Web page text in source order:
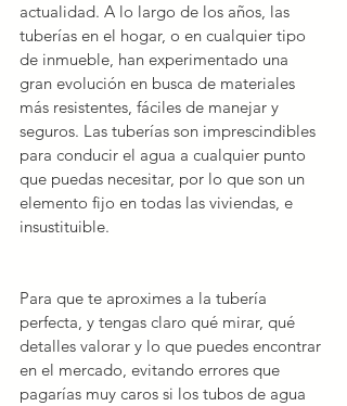
actualidad. A lo largo de los años, las
tuberías en el hogar, o en cualquier tipo
de inmueble, han experimentado una
gran evolución en busca de materiales
más resistentes, fáciles de manejar y
seguros. Las tuberías son imprescindibles
para conducir el agua a cualquier punto
que puedas necesitar, por lo que son un
elemento fijo en todas las viviendas, e
insustituible.
Para que te aproximes a la tubería
perfecta, y tengas claro qué mirar, qué
detalles valorar y lo que puedes encontrar
en el mercado, evitando errores que
pagarías muy caros si los tubos de agua